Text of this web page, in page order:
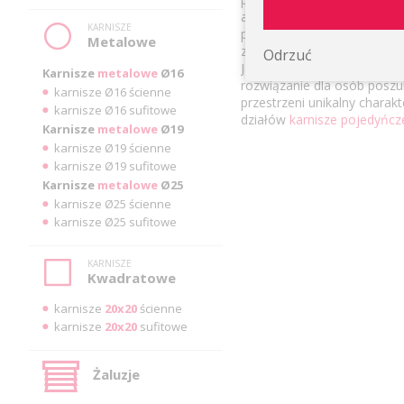
KARNISZE
Metalowe
Karnisze metalowe Ø16
karnisze Ø16 ścienne
karnisze Ø16 sufitowe
Karnisze metalowe Ø19
karnisze Ø19 ścienne
karnisze Ø19 sufitowe
Karnisze metalowe Ø25
karnisze Ø25 ścienne
karnisze Ø25 sufitowe
KARNISZE
Kwadratowe
karnisze 20x20 ścienne
karnisze 20x20 sufitowe
Żaluzje
ale również dodają
podziwu, a ich
zasłon. Czarny karnisz
Jego wyjątkowa
rozwiązanie dla osób
przestrzeni unikalny
działów karnisze
Odrzuć